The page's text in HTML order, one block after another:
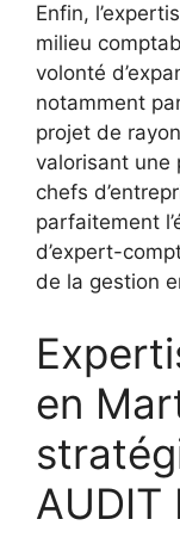
Enfin,
milieu
volonté
notamment
projet de
valorisant une
chefs
parfaitement
d’expert-
de la gestion
en
AUDIT